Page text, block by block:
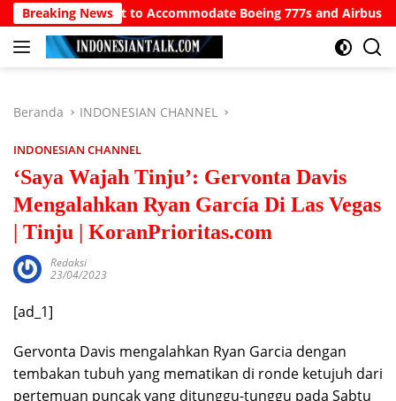
Langsung
ke
konten
Breaking News
Airport to Accommodate Boeing 777s and Airbus A380s
Beranda INDONESIAN CHANNEL
INDONESIAN CHANNEL
‘Saya Wajah Tinju’: Gervonta Davis
Mengalahkan Ryan García Di Las Vegas
| Tinju | KoranPrioritas.com
Redaksi
23/04/2023
[ad_1]
Gervonta Davis mengalahkan Ryan Garcia dengan
tembakan tubuh yang mematikan di ronde ketujuh dari
pertemuan puncak yang ditunggu-tunggu pada Sabtu